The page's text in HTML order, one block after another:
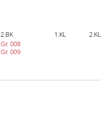
2.BK 1.KL 2.KL
Gr. 008
Gr. 009